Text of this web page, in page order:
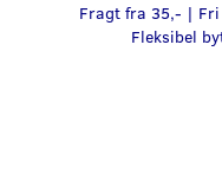
Fragt fra 35,- |
Fleksibel